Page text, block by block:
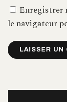
Enregistrer
le navigateur